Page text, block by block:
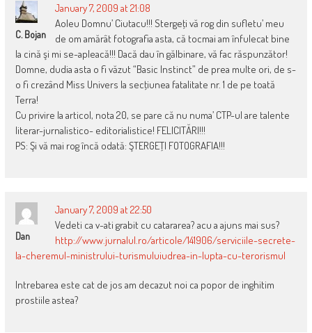
C. Bojan
January 7, 2009 at 21:08
Aoleu Domnu’ Ciutacu!!! Stergeţi vă rog din sufletu’ meu
de om amărât fotografia asta, că tocmai am înfulecat bine
la cină şi mi se-apleacă!!! Dacă dau în gălbinare, vă fac răspunzător!
Domne, dudia asta o fi văzut “Basic Instinct” de prea multe ori, de s-
o fi crezând Miss Univers la secţiunea fatalitate nr. 1 de pe toată
Terra!
Cu privire la articol, nota 20, se pare că nu numa’ CTP-ul are talente
literar-jurnalistico- editorialistice! FELICITĂRI!!!
PS: Şi vă mai rog încă odată: ŞTERGEŢI FOTOGRAFIA!!!
Dan
January 7, 2009 at 22:50
Vedeti ca v-ati grabit cu catararea? acu a ajuns mai sus?
http://www.jurnalul.ro/articole/141906/serviciile-secrete-
la-cheremul-ministrului-turismuluiudrea-in-lupta-cu-terorismul
Intrebarea este cat de jos am decazut noi ca popor de inghitim
prostiile astea?